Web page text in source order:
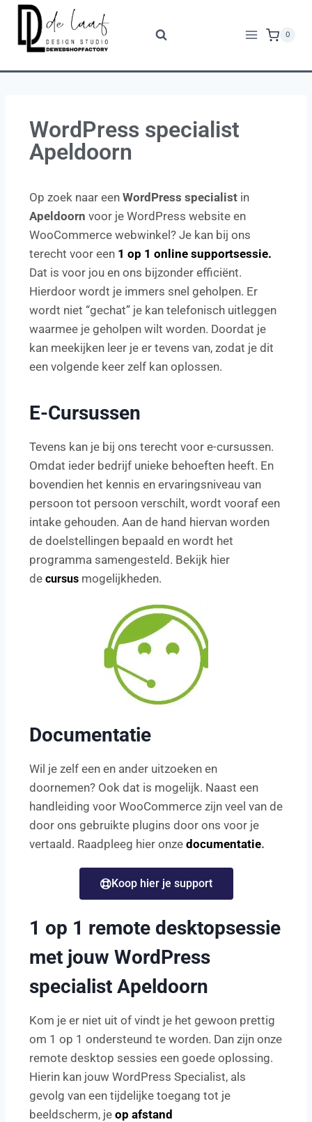
0
WordPress specialist
Apeldoorn
Op zoek naar een WordPress specialist in
Apeldoorn voor je WordPress website en
WooCommerce webwinkel? Je kan bij ons
terecht voor een 1 op 1 online supportsessie.
Dat is voor jou en ons bijzonder efficiënt.
Hierdoor wordt je immers snel geholpen. Er
wordt niet “gechat” je kan telefonisch uitleggen
waarmee je geholpen wilt worden. Doordat je
kan meekijken leer je er tevens van, zodat je dit
een volgende keer zelf kan oplossen.
E-Cursussen
Tevens kan je bij ons terecht voor e-cursussen.
Omdat ieder bedrijf unieke behoeften heeft. En
bovendien het kennis en ervaringsniveau van
persoon tot persoon verschilt, wordt vooraf een
intake gehouden. Aan de hand hiervan worden
de doelstellingen bepaald en wordt het
programma samengesteld. Bekijk hier
de cursus mogelijkheden.
Documentatie
Wil je zelf een en ander uitzoeken en
doornemen? Ook dat is mogelijk. Naast een
handleiding voor WooCommerce zijn veel van de
door ons gebruikte plugins door ons voor je
vertaald. Raadpleeg hier onze documentatie.
Koop hier je support
1 op 1 remote desktopsessie
met jouw WordPress
specialist Apeldoorn
Kom je er niet uit of vindt je het gewoon prettig
om 1 op 1 ondersteund te worden. Dan zijn onze
remote desktop sessies een goede oplossing.
Hierin kan jouw WordPress Specialist, als
gevolg van een tijdelijke toegang tot je
beeldscherm, je op afstand